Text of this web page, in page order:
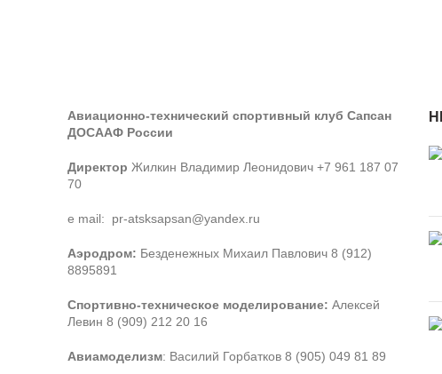
Авиационно-технический спортивный клуб Сапсан
ДОСААФ России
Директор Жилкин Владимир Леонидович +7 961 187 07
70
e mail: pr-atsksapsan@yandex.ru
Аэродром: Безденежных Михаил Павлович 8 (912)
8895891
Спортивно-техническое моделирование: Алексей
Левин 8 (909) 212 20 16
Авиамоделизм: Василий Горбатков 8 (905) 049 81 89